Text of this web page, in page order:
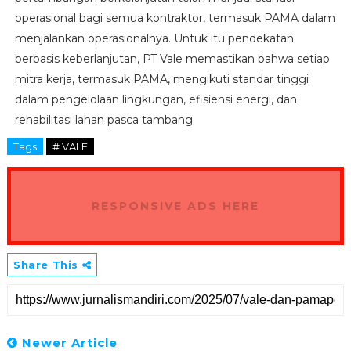
operasional bagi semua kontraktor, termasuk PAMA dalam
menjalankan operasionalnya. Untuk itu pendekatan
berbasis keberlanjutan, PT Vale memastikan bahwa setiap
mitra kerja, termasuk PAMA, mengikuti standar tinggi
dalam pengelolaan lingkungan, efisiensi energi, dan
rehabilitasi lahan pasca tambang.
Tags # VALE
RESPONSIVE ADS HERE
Share This
Newer Article